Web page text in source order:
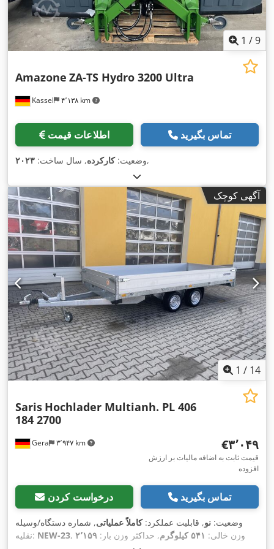
1 /9
Kassel ۴٬۱۳۸ km
Amazone ZA-TS Hydro 3200 Ultra
اطلاعات قیمت تماس بگیرید
وضعیت:کارکرده, سال ساخت: ۲۰۲۳ ,
آگهی کوچک
1 / 14
Gera ۳٬۹۴۷ km
Saris Hochlader Multianh. PL 406
184 2700
‎€۳٬۰۴۹
قیمت ثابت به اضافه مالیات بر ارزش
افزوده
درخواست کردن تماس بگیرید
وضعیت: نو, قابلیت عملکرد:کاملاً عملیاتی, شماره دستگاه/وسیله
نقلیه: NEW-23 , وزن خالی: ۵۴۱ کیلوگرم , حداکثر وزن بار: ۲٬۱۵۹